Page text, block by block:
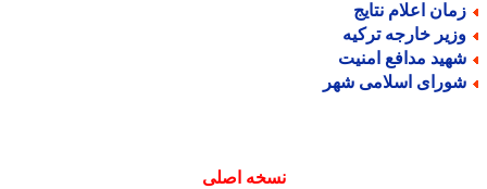
اعلام نتایج
خارجه ترکیه
مدافع امنیت
اسلامی شهر
نسخه اصلی